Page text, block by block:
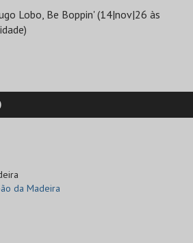
Lobo, Be Boppin' (14|nov|26 às
da Madeira